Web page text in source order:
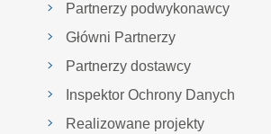
Partnerzy podwykonawcy
Główni Partnerzy
Partnerzy dostawcy
Inspektor Ochrony Danych
Realizowane projekty